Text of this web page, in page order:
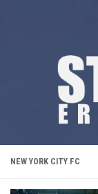
NEW YORK CITY FC